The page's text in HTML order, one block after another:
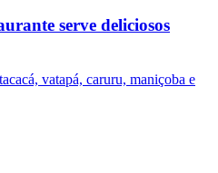
serve deliciosos
vatapá, caruru, maniçoba e